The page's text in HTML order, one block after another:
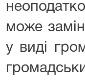
може
у виді